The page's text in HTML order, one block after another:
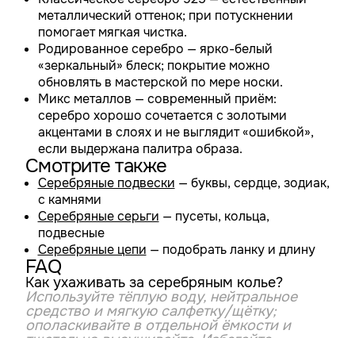
металлический оттенок; при потускнении
помогает мягкая чистка.
Родированное серебро — ярко-белый
«зеркальный» блеск; покрытие можно
обновлять в мастерской по мере носки.
Микс металлов — современный приём:
серебро хорошо сочетается с золотыми
акцентами в слоях и не выглядит «ошибкой»,
если выдержана палитра образа.
Смотрите также
Серебряные подвески — буквы, сердце, зодиак,
с камнями
Серебряные серьги — пусеты, кольца,
подвесные
Серебряные цепи — подобрать ланку и длину
FAQ
Как ухаживать за серебряным колье?
Используйте тёплую воду, нейтральное
средство и мягкую салфетку/щётку;
ополаскивайте в отдельной ёмкости и